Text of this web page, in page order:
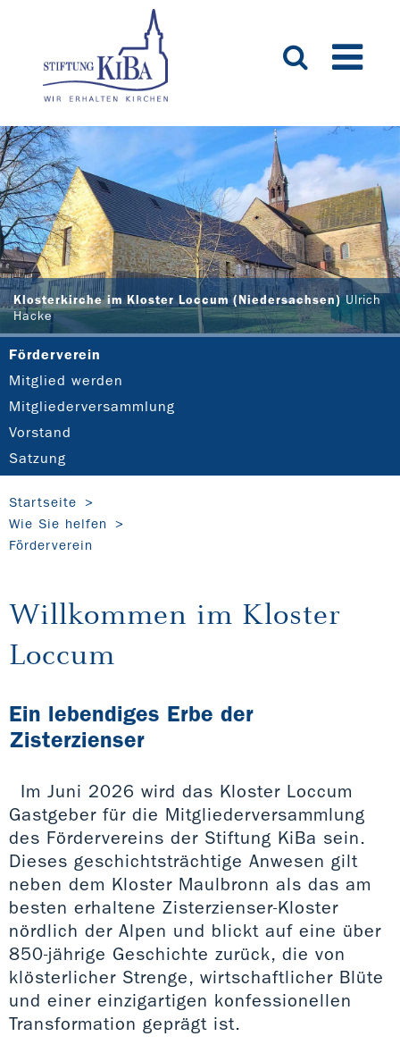
Klosterkirche im Kloster Loccum (Niedersachsen)Ulrich
Hacke
Förderverein
Mitglied werden
Mitgliederversammlung
Vorstand
Satzung
Startseite
Wie Sie helfen
Förderverein
Willkommen im Kloster
Loccum
Ein lebendiges Erbe der
Zisterzienser
Im Juni 2026 wird das Kloster Loccum
Gastgeber für die Mitgliederversammlung
des Fördervereins der Stiftung KiBa sein.
Dieses geschichtsträchtige Anwesen gilt
neben dem Kloster Maulbronn als das am
besten erhaltene Zisterzienser-Kloster
nördlich der Alpen und blickt auf eine über
850-jährige Geschichte zurück, die von
klösterlicher Strenge, wirtschaftlicher Blüte
und einer einzigartigen konfessionellen
Transformation geprägt ist.